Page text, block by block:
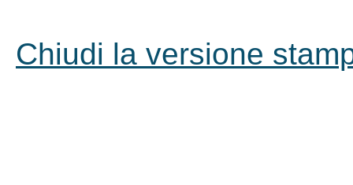
Chiudi la versione